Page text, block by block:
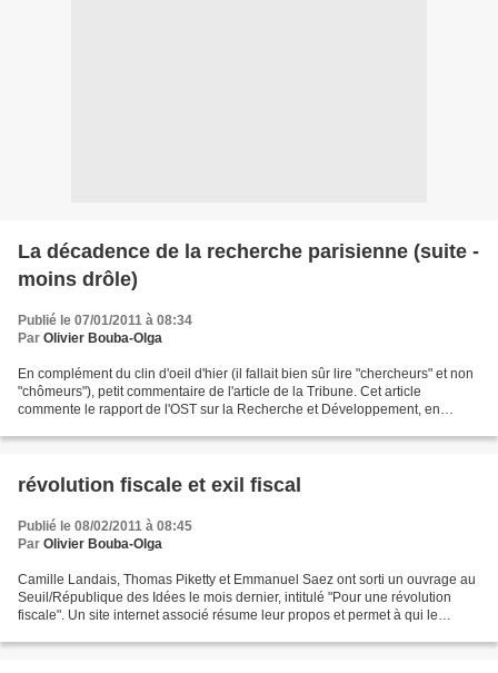
La décadence de la recherche parisienne (suite -
moins drôle)
Publié le 07/01/2011 à 08:34
Par Olivier Bouba-Olga
En complément du clin d'oeil d'hier (il fallait bien sûr lire "chercheurs" et non
"chômeurs"), petit commentaire de l'article de la Tribune. Cet article
commente le rapport de l'OST sur la Recherche et Développement, en
révolution fiscale et exil fiscal
Publié le 08/02/2011 à 08:45
Par Olivier Bouba-Olga
Camille Landais, Thomas Piketty et Emmanuel Saez ont sorti un ouvrage au
Seuil/République des Idées le mois dernier, intitulé "Pour une révolution
fiscale". Un site internet associé résume leur propos et permet à qui le